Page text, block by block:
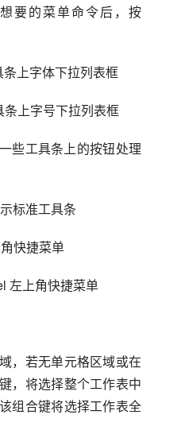
要的菜单命令后，按
上字体下拉列表框
上字号下拉列表框
些工具条上的按钮处理
标准工具条
快捷菜单
左上角快捷菜单
，若无单元格区域或在
，将选择整个工作表中
组合键将选择工作表全